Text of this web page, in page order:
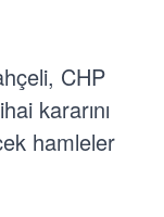
CHP
kararını
hamleler